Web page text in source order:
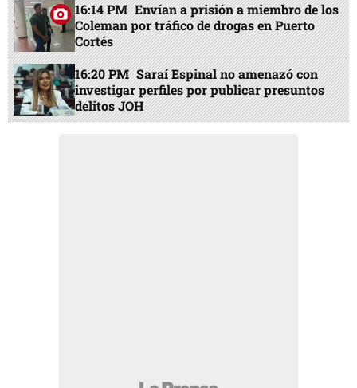
16:14 PM Envían a prisión a miembro de los
Coleman por tráfico de drogas en Puerto
Cortés
16:20 PM Saraí Espinal no amenazó con
investigar perfiles por publicar presuntos
delitos JOH